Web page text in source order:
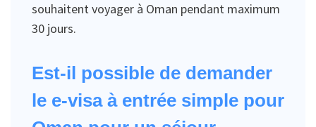
souhaitent voyager à Oman pendant maximum
30 jours.
Est-il possible de demander
le e-visa à entrée simple pour